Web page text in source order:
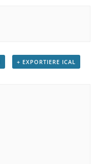
+ EXPORTIERE ICAL